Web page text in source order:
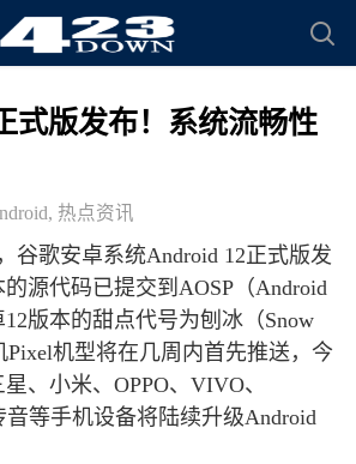
式版发布！系统流畅性
, 热点资讯
谷歌安卓系统Android 12正式版发
源代码已提交到AOSP（Android
版本的甜点代号为刨冰（Snow
Pixel机型将在几周内首先推送，今
、小米、OPPO、VIVO、
音等手机设备将陆续升级Android